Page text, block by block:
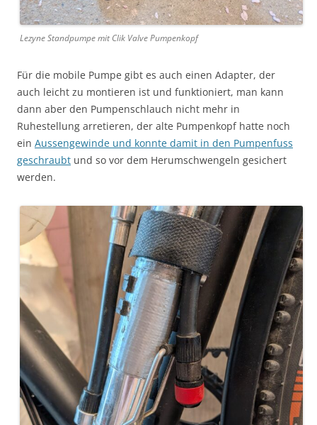
Lezyne Standpumpe mit Clik Valve Pumpenkopf
Für die mobile Pumpe gibt es auch einen Adapter, der
auch leicht zu montieren ist und funktioniert, man kann
dann aber den Pumpenschlauch nicht mehr in
Ruhestellung arretieren, der alte Pumpenkopf hatte noch
ein Aussengewinde und konnte damit in den Pumpenfuss
geschraubt und so vor dem Herumschwengeln gesichert
werden.